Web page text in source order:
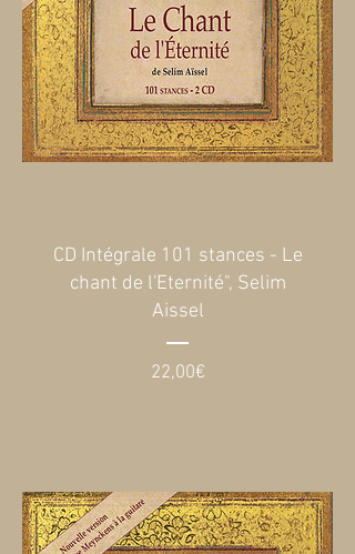
CD Intégrale 101 stances - Le
chant de l'Eternité", Selim
Aissel
22,00€Prix